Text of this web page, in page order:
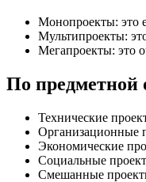
Монопроекты: это
Мультипроекты:
Мегапроекты: это
По предметной
Технические
Организационные
Экономические
Социальные
Смешанные